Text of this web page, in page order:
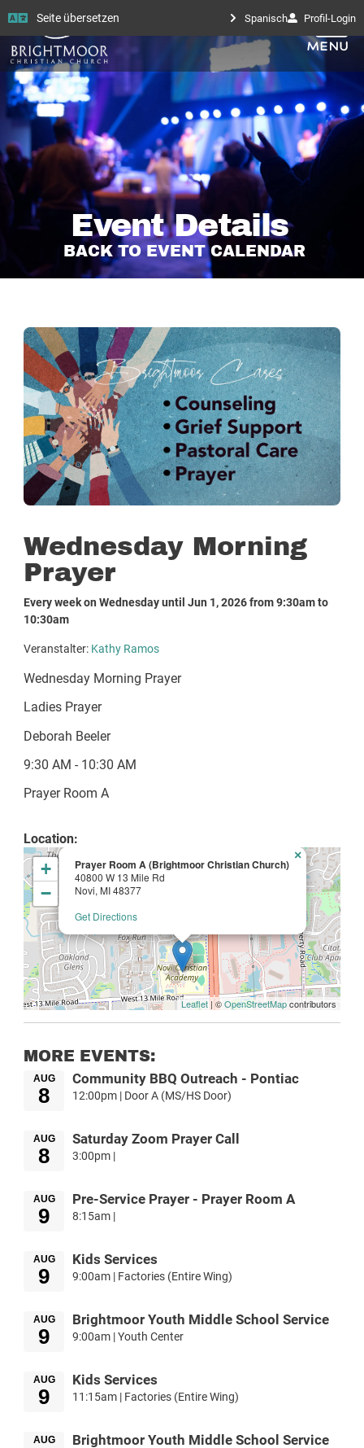
Seite übersetzen Spanisch Profil-Login
Event Details
BACK TO EVENT CALENDAR
Wednesday Morning
Prayer
Every week on Wednesday until Jun 1, 2026 from 9:30am to
10:30am
Veranstalter: Kathy Ramos
Wednesday Morning Prayer
Ladies Prayer
Deborah Beeler
9:30 AM - 10:30 AM
Prayer Room A
Location:
Prayer Room A (Brightmoor Christian Church)
40800 W 13 Mile Rd
Novi, MI 48377
Get Directions
×
+
−
Leaflet| ©OpenStreetMapcontributors
MORE EVENTS:
AUG
8
Community BBQ Outreach - Pontiac
12:00pm | Door A (MS/HS Door)
AUG
8
Saturday Zoom Prayer Call
3:00pm |
AUG
9
Pre-Service Prayer - Prayer Room A
8:15am |
AUG
9
Kids Services
9:00am | Factories (Entire Wing)
AUG
9
Brightmoor Youth Middle School Service
9:00am | Youth Center
AUG
9
Kids Services
11:15am | Factories (Entire Wing)
AUG Brightmoor Youth Middle School Service